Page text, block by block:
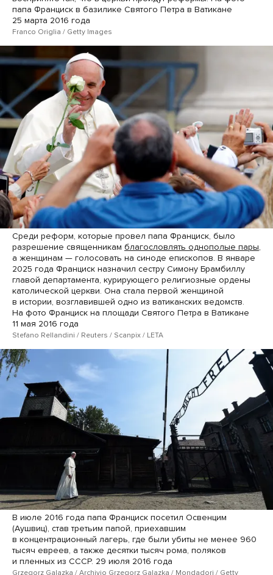
папа Франциск в базилике Святого Петра в Ватикане
25 марта 2016 года
Franco Origlia / Getty Images
Среди реформ, которые провел папа Франциск, было
разрешение священникам благословлять однополые пары,
а женщинам — голосовать на синоде епископов. В январе
2025 года Франциск назначил сестру Симону Брамбиллу
главой департамента, курирующего религиозные ордены
католической церкви. Она стала первой женщиной
в истории, возглавившей одно из ватиканских ведомств.
На фото Франциск на площади Святого Петра в Ватикане
11 мая 2016 года
Stefano Rellandini / Reuters / Scanpix / LETA
В июле 2016 года папа Франциск посетил Освенцим
(Аушвиц), став третьим папой, приехавшим
в концентрационный лагерь, где были убиты не менее 960
тысяч евреев, а также десятки тысяч рома, поляков
и пленных из СССР. 29 июля 2016 года
Grzegorz Galazka / Archivio Grzegorz Galazka / Mondadori / Getty